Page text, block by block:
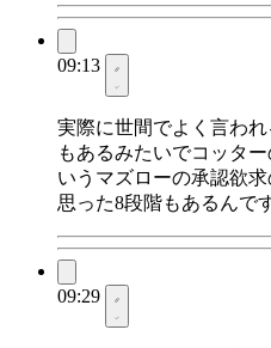
09:13
実際に世間でよく言わ
もあるみたいでコッタ
いうマズローの承認欲
思った8段階もあるんで
09:29